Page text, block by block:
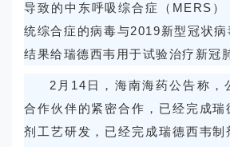
导致的中东呼吸综合症（MERS）
统综合症的病毒与2019新型冠状
结果给瑞德西韦用于试验治疗新冠
2月14日，海南海药公告称，
合作伙伴的紧密合作，已经完成瑞
剂工艺研发，已经完成瑞德西韦制